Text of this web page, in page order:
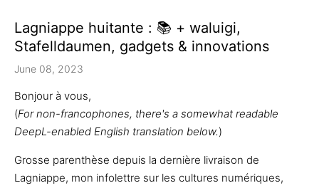
Lagniappe huitante : 📚 + waluigi,
Stafelldaumen, gadgets & innovations
June 08, 2023
Bonjour à vous,
(For non-francophones, there's a somewhat readable
DeepL-enabled English translation below.)
Grosse parenthèse depuis la dernière livraison de
Lagniappe, mon infolettre sur les cultures numériques,